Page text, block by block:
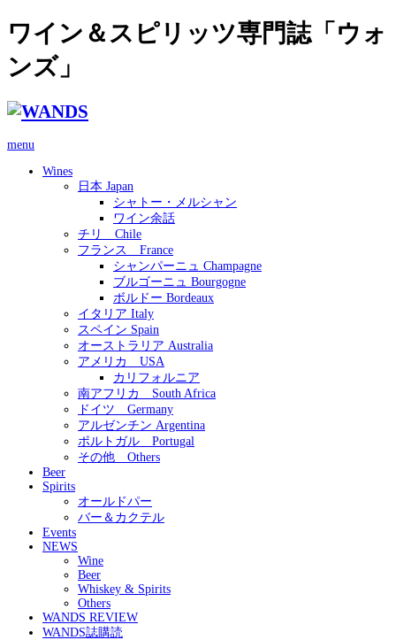
ワイン＆スピリッツ専門誌「ウォ
ンズ」
menu
Wines
日本 Japan
シャトー・メルシャン
ワイン余話
チリ Chile
フランス France
シャンパーニュ Champagne
ブルゴーニュ Bourgogne
ボルドー Bordeaux
イタリア Italy
スペイン Spain
オーストラリア Australia
アメリカ USA
カリフォルニア
南アフリカ South Africa
ドイツ Germany
アルゼンチン Argentina
ポルトガル Portugal
その他 Others
Beer
Spirits
オールドパー
バー＆カクテル
Events
NEWS
Wine
Beer
Whiskey & Spirits
Others
WANDS REVIEW
WANDS誌購読